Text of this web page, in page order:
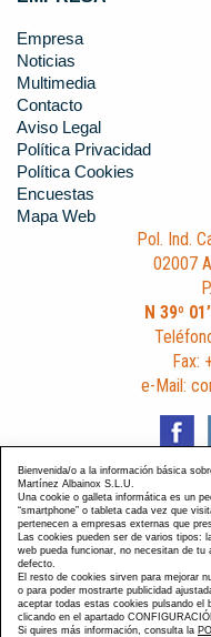
Empresa
Noticias
Multimedia
Contacto
Aviso Legal
Política Privacidad
Política Cookies
Encuestas
Mapa Web
Pol. Ind.
02007
N 39º
Fax:
e-Mail:
Diseño y Desarrollo
está optimizada para
9
Bienvenida/o a la información básica
Martínez Albainox S.L.U.
Una cookie o galleta informática es un
“smartphone” o tableta cada vez que
pertenecen a empresas externas que
Las cookies pueden ser de varios tipos:
web pueda funcionar, no necesitan de
defecto.
El resto de cookies sirven para mejorar
o para poder mostrarte publicidad
aceptar todas estas cookies pulsando el
clicando en el apartado
Si quires más información, consulta la